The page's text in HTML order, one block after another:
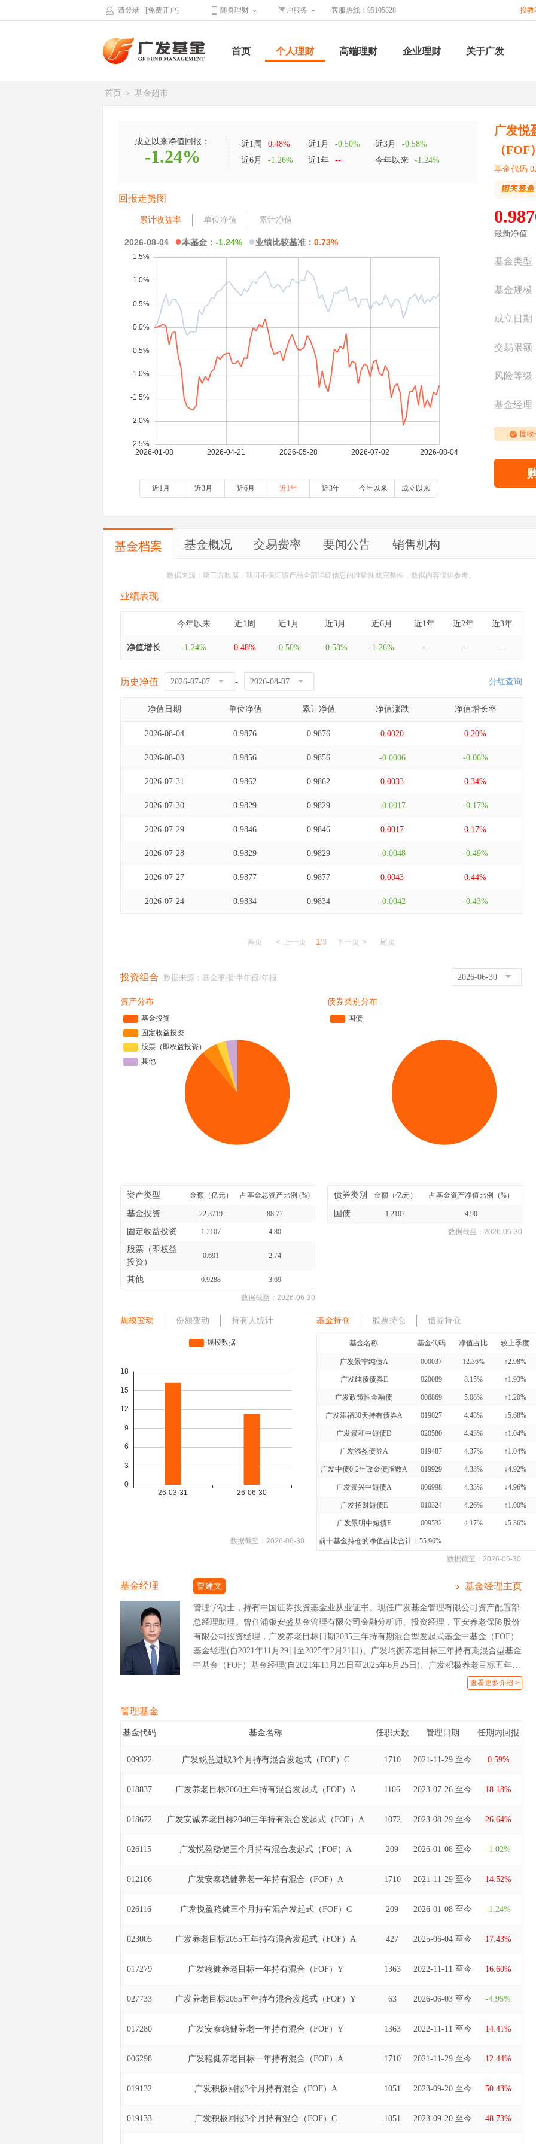
请登录 [免费开户] 随身理财 客户服务 客服热线：95105828 投教
首页 个人理财 高端理财 企业理财 关于广发
首页 > 基金超市
成立以来净值回报：
-1.24%
近1周 0.48% 近1月 -0.50% 近3月
-0.58%
近6月
-1.26% 近1年 -- 今年以来 -1.24%
回报走势图
累计收益率 单位净值 累计净值
2026-08-04 ●本基金： -1.24% ●业绩比较基准： 0.73%
近1月 近3月 近6月 近1年 近3年 今年以来 成立以来
广发悦
（FOF
基金代码
最新净值
基金类型
基金规模
成立日期
交易限额
风险等级
基金经理
固收
基金档案 基金概况 交易费率 要闻公告 销售机构
数据来源：第三方数据，我司不保证该产品全部详细信息的准确性或完整性，数据内容仅供参考。
业绩表现
今年以来 近1周 近1月 近3月 近6月 近1年 近2年 近3年
净值增长 -1.24% 0.48% -0.50% -0.58% -1.26% -- -- --
历史净值 - 分红查询
净值日期 单位净值 累计净值 净值涨跌 净值增长率
2026-08-04 0.9876 0.9876 0.0020 0.20%
2026-08-03 0.9856 0.9856 -0.0006 -0.06%
2026-07-31 0.9862 0.9862 0.0033 0.34%
2026-07-30 0.9829 0.9829 -0.0017 -0.17%
2026-07-29 0.9846 0.9846 0.0017 0.17%
2026-07-28 0.9829 0.9829 -0.0048 -0.49%
2026-07-27 0.9877 0.9877 0.0043 0.44%
2026-07-24 0.9834 0.9834 -0.0042 -0.43%
首页 < 上一页 1/3 下一页 > 尾页
投资组合 数据来源：基金季报/半年报/年报 2026-06-30
资产分布
资产类型 金额（亿元） 占基金总资产比例 (%)
基金投资 22.3719 88.77
固定收益投资 1.2107 4.80
股票（即权益
投资）
0.691 2.74
其他 0.9288 3.69
数据截至： 2026-06-30
债券类别分布
债券类别 金额（亿元） 占基金资产净值比例（%）
国债 1.2107 4.90
数据截至： 2026-06-30
规模变动 份额变动 持有人统计
数据截至： 2026-06-30
基金持仓 股票持仓 债券持仓
基金名称 基金代码 净值占比 较上季度
广发景宁纯债A 000037 12.36% ↑2.98%
广发纯债债券E 020089 8.15% ↑1.93%
广发政策性金融债 006869 5.08% ↑1.20%
广发添福30天持有债券A 019027 4.48% ↓5.68%
广发景和中短债D 020580 4.43% ↑1.04%
广发添盈债券A 019487 4.37% ↑1.04%
广发中债0-2年政金债指数A 019929 4.33% ↓4.92%
广发景兴中短债A 006998 4.33% ↓4.96%
广发招财短债E 010324 4.26% ↑1.00%
广发景明中短债E 009532 4.17% ↓5.36%
前十基金持仓的净值占比合计：55.96%
数据截至： 2026-06-30
基金经理 曹建文 基金经理主页
管理学硕士，持有中国证券投资基金业从业证书。现任广发基金管理有限公司资产配置部
总经理助理。曾任浦银安盛基金管理有限公司金融分析师、投资经理，平安养老保险股份
有限公司投资经理，广发养老目标日期2035三年持有期混合型发起式基金中基金（FOF）
基金经理(自2021年11月29日至2025年2月21日)、广发均衡养老目标三年持有期混合型基金
中基金（FOF）基金经理(自2021年11月29日至2025年6月25日)、广发积极养老目标五年持
有期混合型发起式基金中基金（FOF）基金经理(自2022年12月28日至2026年3月31日)。
查看更多介绍 >
管理基金
基金代码 基金名称 任职天数 管理日期 任期内回报
009322 广发锐意进取3个月持有混合发起式（FOF）C 1710 2021-11-29 至今 0.59%
018837 广发养老目标2060五年持有混合发起式（FOF）A 1106 2023-07-26 至今 18.18%
018672 广发安诚养老目标2040三年持有混合发起式（FOF）A 1072 2023-08-29 至今 26.64%
026115 广发悦盈稳健三个月持有混合发起式（FOF）A 209 2026-01-08 至今 -1.02%
012106 广发安泰稳健养老一年持有混合（FOF）A 1710 2021-11-29 至今 14.52%
026116 广发悦盈稳健三个月持有混合发起式（FOF）C 209 2026-01-08 至今 -1.24%
023005 广发养老目标2055五年持有混合发起式（FOF）A 427 2025-06-04 至今 17.43%
017279 广发稳健养老目标一年持有混合（FOF）Y 1363 2022-11-11 至今 16.60%
027733 广发养老目标2055五年持有混合发起式（FOF）Y 63 2026-06-03 至今 -4.95%
017280 广发安泰稳健养老一年持有混合（FOF）Y 1363 2022-11-11 至今 14.41%
006298 广发稳健养老目标一年持有混合（FOF）A 1710 2021-11-29 至今 12.44%
019132 广发积极回报3个月持有混合（FOF）A 1051 2023-09-20 至今 50.43%
019133 广发积极回报3个月持有混合（FOF）C 1051 2023-09-20 至今 48.73%